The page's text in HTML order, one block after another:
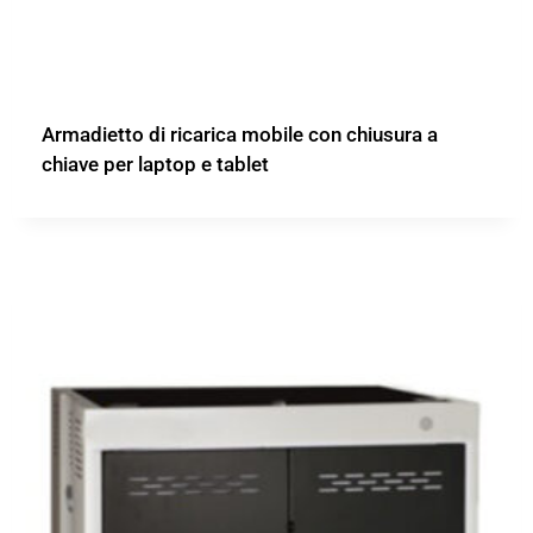
Armadietto di ricarica mobile con chiusura a
chiave per laptop e tablet